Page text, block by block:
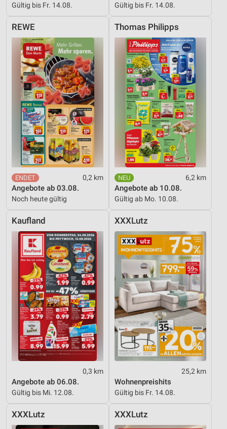
Gültig bis Fr. 14.08. Gültig bis Fr. 14.08.
REWE
0,2 km
Angebote ab 03.08.
Noch heute gültig
Thomas Philipps
6,2 km
Angebote ab 10.08.
Gültig ab Mo. 10.08.
Kaufland
0,3 km
Angebote ab 06.08.
Gültig bis Mi. 12.08.
XXXLutz
25,2 km
Wohnenpreishits
Gültig bis Fr. 14.08.
XXXLutz XXXLutz